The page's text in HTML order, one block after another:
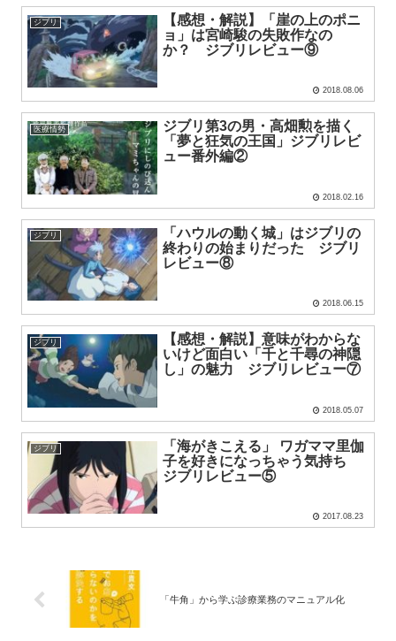
ジブリ
【感想・解説】「崖の上のポニ
ョ」は宮崎駿の失敗作なの
か？ ジブリレビュー⑨
2018.08.06
医療情勢
ジブリ第3の男・高畑勲を描く
「夢と狂気の王国」ジブリレビ
ュー番外編②
2018.02.16
ジブリ
「ハウルの動く城」はジブリの
終わりの始まりだった ジブリ
レビュー⑧
2018.06.15
ジブリ
【感想・解説】意味がわからな
いけど面白い「千と千尋の神隠
し」の魅力 ジブリレビュー⑦
2018.05.07
ジブリ
「海がきこえる」 ワガママ里伽
子を好きになっちゃう気持ち
ジブリレビュー⑤
2017.08.23
「牛角」から学ぶ診療業務のマニュアル化